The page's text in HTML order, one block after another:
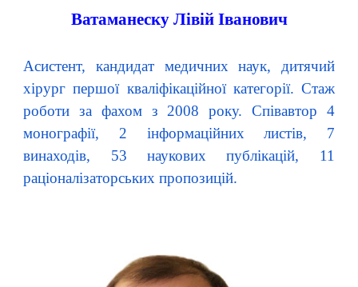
Ватаманеску Лівій Іванович
Асистент, кандидат медичних наук, дитячий
хірург першої кваліфікаційної категорії. Стаж
роботи за фахом з 2008 року. Співавтор 4
монографії, 2
інформаційних листів, 7
винаходів, 53 наукових публікацій, 11
раціоналізаторських пропозицій.